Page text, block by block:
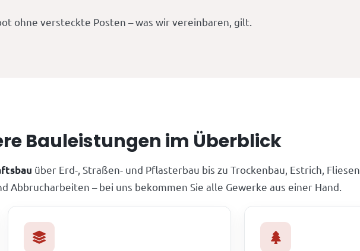
ohne versteckte Posten – was wir vereinbaren, gilt.
Bauleistungen im Überblick
über Erd-, Straßen- und Pflasterbau bis zu Trockenbau, Estrich, Fliesen,
Abbrucharbeiten – bei uns bekommen Sie alle Gewerke aus einer Hand.